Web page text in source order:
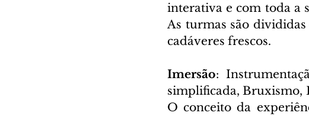
interativa e com toda a
As turmas são
cadáveres frescos.
Imersão:
simplificada, Bruxismo,
O conceito da